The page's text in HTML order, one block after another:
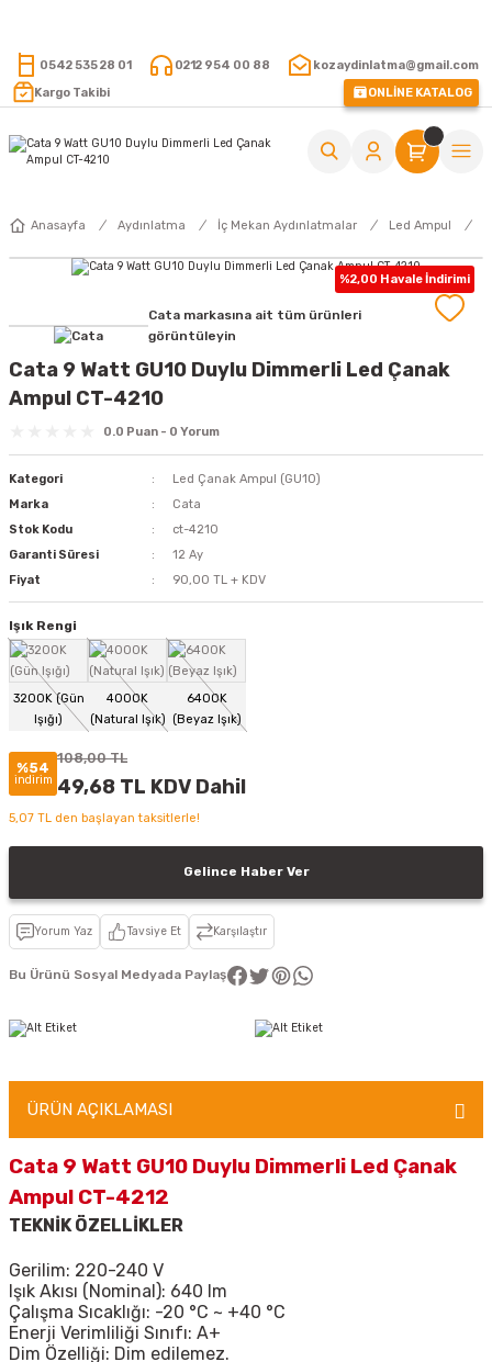
0542 535 28 01 0212 954 00 88
kozaydinlatma@gmail.com
Kargo Takibi
ONLİNE KATALOG
Anasayfa Aydınlatma İç Mekan Aydınlatmalar Led Ampul
%2,00 Havale İndirimi
Cata markasına ait tüm ürünleri
görüntüleyin
Cata 9 Watt GU10 Duylu Dimmerli Led Çanak
Ampul CT-4210
0.0 Puan - 0 Yorum
Kategori
Led Çanak Ampul (GU10)
Marka
Cata
Stok Kodu
ct-4210
Garanti Süresi
12 Ay
Fiyat
90,00 TL + KDV
Işık Rengi
%54
indirim
108,00 TL
49,68 TL KDV Dahil
5,07 TL den başlayan taksitlerle!
Gelince Haber Ver
Yorum Yaz Tavsiye Et Karşılaştır
Bu Ürünü Sosyal Medyada Paylaş
ÜRÜN AÇIKLAMASI
Cata 9 Watt GU10 Duylu Dimmerli Led Çanak
Ampul CT-4212
TEKNİK ÖZELLİKLER
Gerilim: 220-240 V
Işık Akısı (Nominal): 640 lm
Çalışma Sıcaklığı: -20 °C ~ +40 °C
Enerji Verimliliği Sınıfı: A+
Dim Özelliği: Dim edilemez.